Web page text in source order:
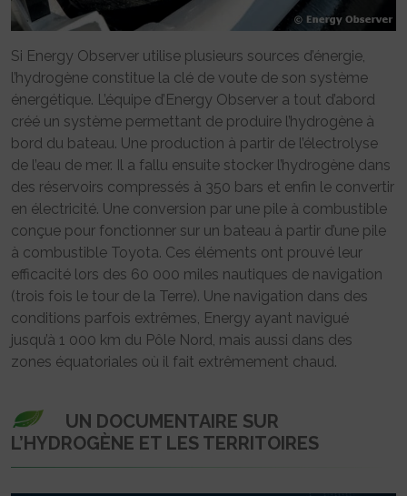
Si Energy Observer utilise plusieurs sources d’énergie,
l’hydrogène constitue la clé de voute de son système
énergétique. L’équipe d’Energy Observer a tout d’abord
créé un système permettant de produire l’hydrogène à
bord du bateau. Une production à partir de l’électrolyse
de l’eau de mer. Il a fallu ensuite stocker l’hydrogène dans
des réservoirs compressés à 350 bars et enfin le convertir
en électricité. Une conversion par une pile à combustible
conçue pour fonctionner sur un bateau à partir d’une pile
à combustible Toyota. Ces éléments ont prouvé leur
efficacité lors des 60 000 miles nautiques de navigation
(trois fois le tour de la Terre). Une navigation dans des
conditions parfois extrêmes, Energy ayant navigué
jusqu’à 1 000 km du Pôle Nord, mais aussi dans des
zones équatoriales où il fait extrêmement chaud.
UN DOCUMENTAIRE SUR
L’HYDROGÈNE ET LES TERRITOIRES